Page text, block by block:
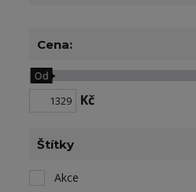
Cena:
Kč
Od
Štítky
Akce